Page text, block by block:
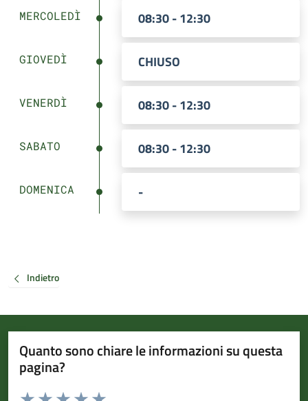
MERCOLEDÌ 08:30 - 12:30
GIOVEDÌ CHIUSO
VENERDÌ 08:30 - 12:30
SABATO 08:30 - 12:30
DOMENICA -
Indietro
Quanto sono chiare le informazioni su questa
pagina?
Valuta da 1 a 5 stelle la pagina